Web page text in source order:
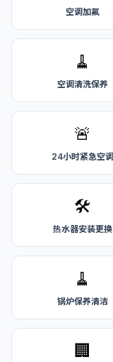
空调加氟
🧹
空调清洗保养
🚨
24小时紧急空调
🛠️
热水器安装更换
🧹
锅炉保养清洁
🏢